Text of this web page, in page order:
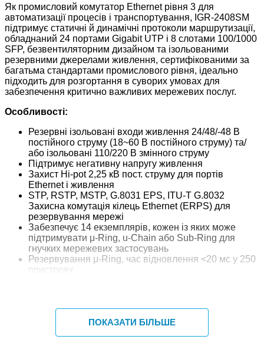
Як промисловий комутатор Ethernet рівня 3 для
автоматизації процесів і транспортування, IGR-2408SM
підтримує статичні й динамічні протоколи маршрутизації,
обладнаний 24 портами Gigabit UTP і 8 слотами 100/1000
SFP, безвентиляторним дизайном та ізольованими
резервними джерелами живлення, сертифікованими за
багатьма стандартами промислового рівня, ідеально
підходить для розгортання в суворих умовах для
забезпечення критично важливих мережевих послуг.
Особливості:
Резервні ізольовані входи живлення 24/48/-48 В
постійного струму (18~60 В постійного струму) та/
або ізольовані 110/220 В змінного струму
Підтримує негативну напругу живлення
Захист Hi-pot 2,25 кВ пост. струму для портів
Ethernet і живлення
STP, RSTP, MSTP, G.8031 EPS, ITU-T G.8032
Захисна комутація кілець Ethernet (ERPS) для
резервування мережі
Забезпечує 14 екземплярів, кожен із яких може
підтримувати μ-Ring, u-Chain або Sub-Ring для
гнучких мережевих застосувань
Резервування μ-Ring, час відновлення <20 мс у 250
пристроях
Transparent Clock, Master, Slave для кожного порту
Підтримує керування EMS
ПОКАЗАТИ БІЛЬШЕ